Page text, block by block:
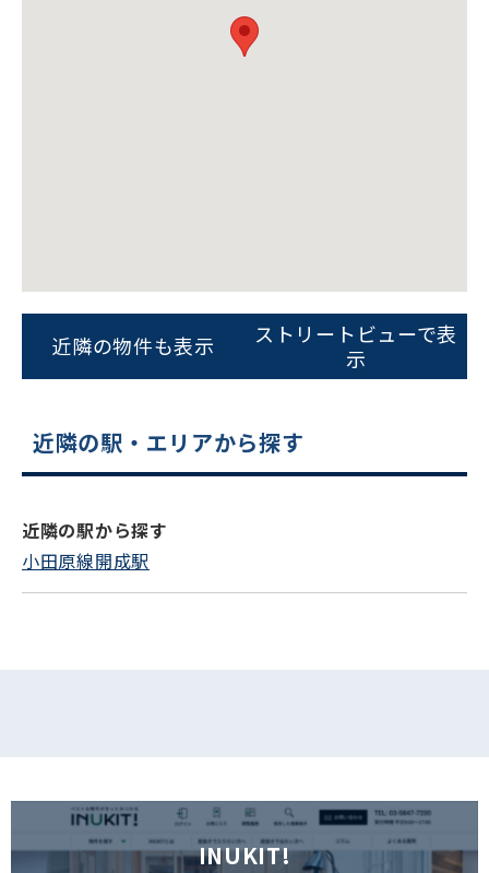
ビルコード：
をお伝えいただくと
フォームでお問い合わせ
近隣の物件も表示
ストリートビューで表
示
近隣の駅・エリアから探す
近隣の駅から探す
小田原線開成駅
INUKIT!